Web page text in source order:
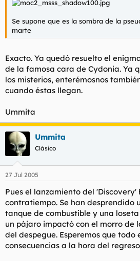
Se supone que es la sombra de la
marte
Exacto. Ya quedó resuelto el
de la famosa cara de Cydonia. Ya
los misterios, enterémosnos
cuando éstas llegan.
Ummita
Ummita
Clásico
27 Jul 2005
Pues el lanzamiento del 'Discovery'
contratiempo. Se han desprendido
tanque de combustible y una
un pájaro impactó con el morro de
del despegue. Esperemos que
consecuencias a la hora del